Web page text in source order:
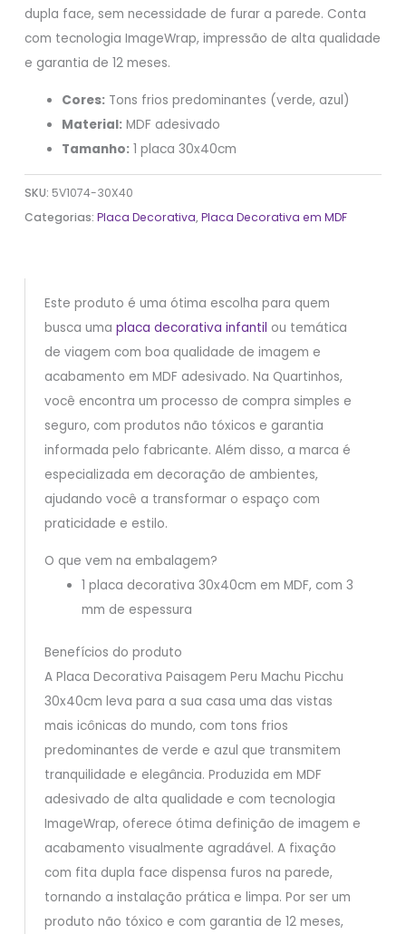
dupla face, sem necessidade de furar a parede. Conta
com tecnologia ImageWrap, impressão de alta qualidade
e garantia de 12 meses.
Cores: Tons frios predominantes (verde, azul)
Material: MDF adesivado
Tamanho: 1 placa 30x40cm
SKU: 5V1074-30X40
Categorias:Placa Decorativa,Placa Decorativa em MDF
Este produto é uma ótima escolha para quem
busca uma placa decorativa infantil ou temática
de viagem com boa qualidade de imagem e
acabamento em MDF adesivado. Na Quartinhos,
você encontra um processo de compra simples e
seguro, com produtos não tóxicos e garantia
informada pelo fabricante. Além disso, a marca é
especializada em decoração de ambientes,
ajudando você a transformar o espaço com
praticidade e estilo.
O que vem na embalagem?
1 placa decorativa 30x40cm em MDF, com 3
mm de espessura
Benefícios do produto
A Placa Decorativa Paisagem Peru Machu Picchu
30x40cm leva para a sua casa uma das vistas
mais icônicas do mundo, com tons frios
predominantes de verde e azul que transmitem
tranquilidade e elegância. Produzida em MDF
adesivado de alta qualidade e com tecnologia
ImageWrap, oferece ótima definição de imagem e
acabamento visualmente agradável. A fixação
com fita dupla face dispensa furos na parede,
tornando a instalação prática e limpa. Por ser um
produto não tóxico e com garantia de 12 meses,